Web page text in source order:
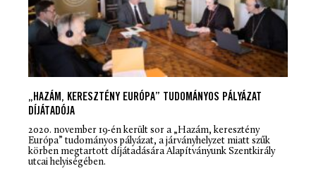
„HAZÁM, KERESZTÉNY EURÓPA” TUDOMÁNYOS PÁLYÁZAT
DÍJÁTADÓJA
2020. november 19-én került sor a „Hazám, keresztény
Európa” tudományos pályázat, a járványhelyzet miatt szűk
körben megtartott díjátadására Alapítványunk Szentkirály
utcai helyiségében.